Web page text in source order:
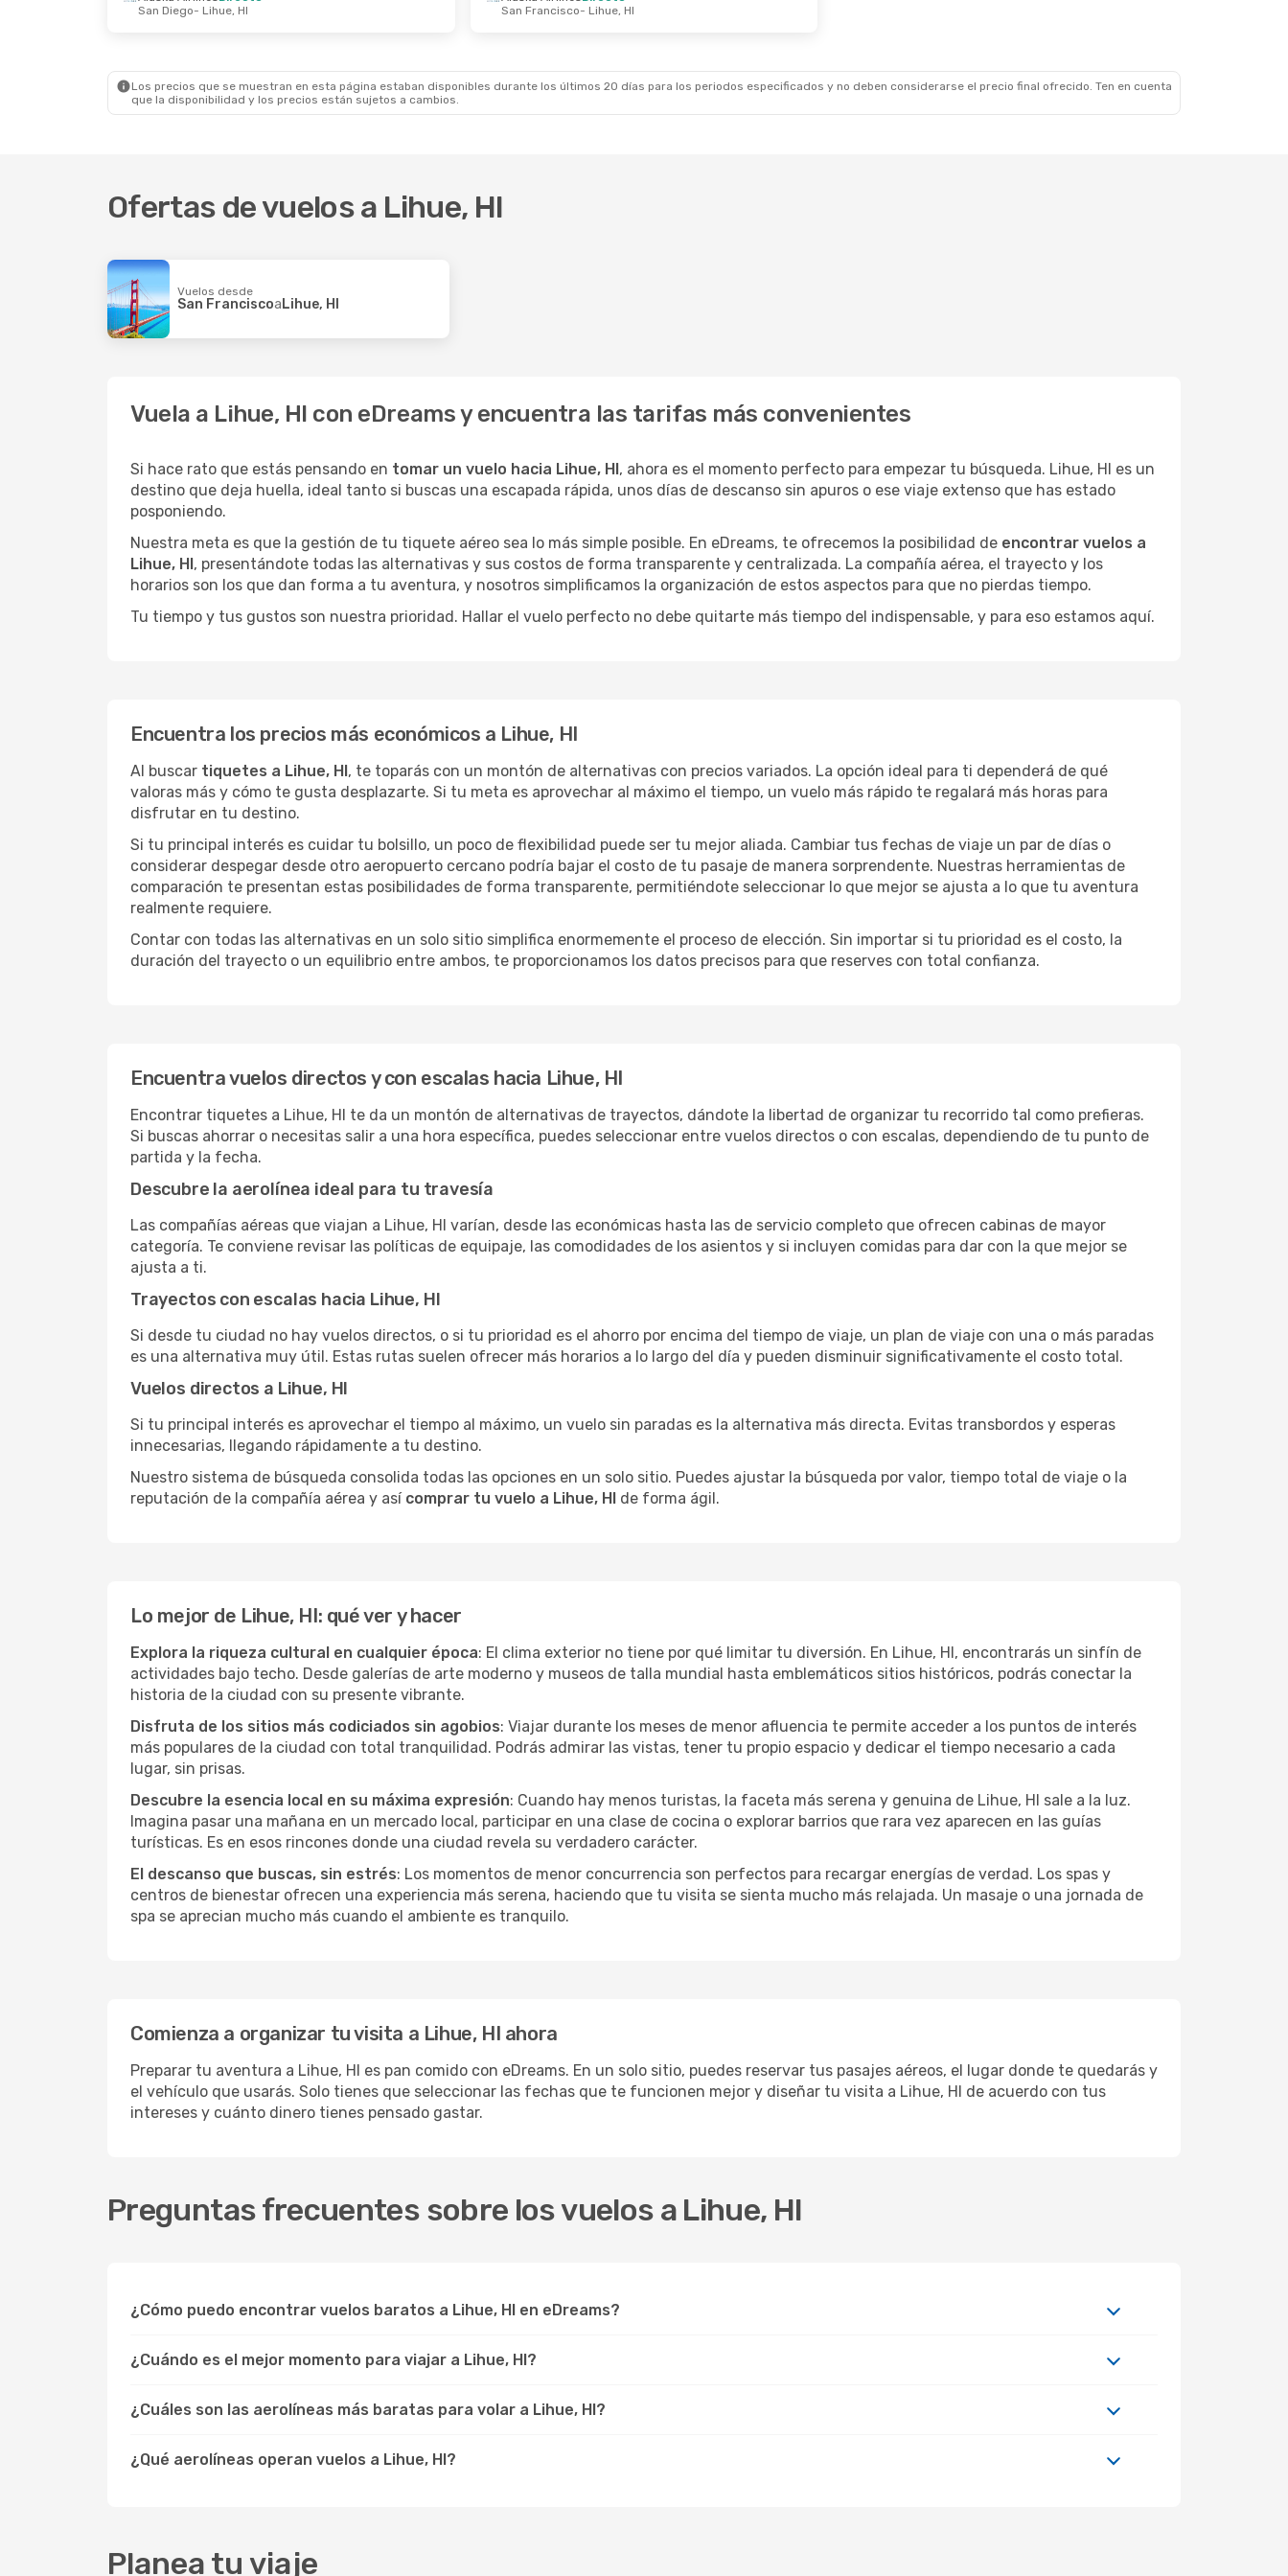
- Jue., 3 De Sep.
- Juneau
San Diego- Lihue, HI
San Francisco- Lihue, HI
Los precios que se muestran en esta página estaban disponibles durante los últimos 20 días para los periodos especificados y no deben considerarse el precio final ofrecido. Ten en cuenta
que la disponibilidad y los precios están sujetos a cambios.
Ofertas de vuelos a Lihue, HI
Vuelos desde
San FranciscoaLihue, HI
Vuela a Lihue, HI con eDreams y encuentra las tarifas más convenientes
Si hace rato que estás pensando en tomar un vuelo hacia Lihue, HI, ahora es el momento perfecto para empezar tu búsqueda. Lihue, HI es un
destino que deja huella, ideal tanto si buscas una escapada rápida, unos días de descanso sin apuros o ese viaje extenso que has estado
posponiendo.
Nuestra meta es que la gestión de tu tiquete aéreo sea lo más simple posible. En eDreams, te ofrecemos la posibilidad de encontrar vuelos a
Lihue, HI, presentándote todas las alternativas y sus costos de forma transparente y centralizada. La compañía aérea, el trayecto y los
horarios son los que dan forma a tu aventura, y nosotros simplificamos la organización de estos aspectos para que no pierdas tiempo.
Tu tiempo y tus gustos son nuestra prioridad. Hallar el vuelo perfecto no debe quitarte más tiempo del indispensable, y para eso estamos aquí.
Encuentra los precios más económicos a Lihue, HI
Al buscar tiquetes a Lihue, HI, te toparás con un montón de alternativas con precios variados. La opción ideal para ti dependerá de qué
valoras más y cómo te gusta desplazarte. Si tu meta es aprovechar al máximo el tiempo, un vuelo más rápido te regalará más horas para
disfrutar en tu destino.
Si tu principal interés es cuidar tu bolsillo, un poco de flexibilidad puede ser tu mejor aliada. Cambiar tus fechas de viaje un par de días o
considerar despegar desde otro aeropuerto cercano podría bajar el costo de tu pasaje de manera sorprendente. Nuestras herramientas de
comparación te presentan estas posibilidades de forma transparente, permitiéndote seleccionar lo que mejor se ajusta a lo que tu aventura
realmente requiere.
Contar con todas las alternativas en un solo sitio simplifica enormemente el proceso de elección. Sin importar si tu prioridad es el costo, la
duración del trayecto o un equilibrio entre ambos, te proporcionamos los datos precisos para que reserves con total confianza.
Encuentra vuelos directos y con escalas hacia Lihue, HI
Encontrar tiquetes a Lihue, HI te da un montón de alternativas de trayectos, dándote la libertad de organizar tu recorrido tal como prefieras.
Si buscas ahorrar o necesitas salir a una hora específica, puedes seleccionar entre vuelos directos o con escalas, dependiendo de tu punto de
partida y la fecha.
Descubre la aerolínea ideal para tu travesía
Las compañías aéreas que viajan a Lihue, HI varían, desde las económicas hasta las de servicio completo que ofrecen cabinas de mayor
categoría. Te conviene revisar las políticas de equipaje, las comodidades de los asientos y si incluyen comidas para dar con la que mejor se
ajusta a ti.
Trayectos con escalas hacia Lihue, HI
Si desde tu ciudad no hay vuelos directos, o si tu prioridad es el ahorro por encima del tiempo de viaje, un plan de viaje con una o más paradas
es una alternativa muy útil. Estas rutas suelen ofrecer más horarios a lo largo del día y pueden disminuir significativamente el costo total.
Vuelos directos a Lihue, HI
Si tu principal interés es aprovechar el tiempo al máximo, un vuelo sin paradas es la alternativa más directa. Evitas transbordos y esperas
innecesarias, llegando rápidamente a tu destino.
Nuestro sistema de búsqueda consolida todas las opciones en un solo sitio. Puedes ajustar la búsqueda por valor, tiempo total de viaje o la
reputación de la compañía aérea y así comprar tu vuelo a Lihue, HI de forma ágil.
Lo mejor de Lihue, HI: qué ver y hacer
Explora la riqueza cultural en cualquier época: El clima exterior no tiene por qué limitar tu diversión. En Lihue, HI, encontrarás un sinfín de
actividades bajo techo. Desde galerías de arte moderno y museos de talla mundial hasta emblemáticos sitios históricos, podrás conectar la
historia de la ciudad con su presente vibrante.
Disfruta de los sitios más codiciados sin agobios: Viajar durante los meses de menor afluencia te permite acceder a los puntos de interés
más populares de la ciudad con total tranquilidad. Podrás admirar las vistas, tener tu propio espacio y dedicar el tiempo necesario a cada
lugar, sin prisas.
Descubre la esencia local en su máxima expresión: Cuando hay menos turistas, la faceta más serena y genuina de Lihue, HI sale a la luz.
Imagina pasar una mañana en un mercado local, participar en una clase de cocina o explorar barrios que rara vez aparecen en las guías
turísticas. Es en esos rincones donde una ciudad revela su verdadero carácter.
El descanso que buscas, sin estrés: Los momentos de menor concurrencia son perfectos para recargar energías de verdad. Los spas y
centros de bienestar ofrecen una experiencia más serena, haciendo que tu visita se sienta mucho más relajada. Un masaje o una jornada de
spa se aprecian mucho más cuando el ambiente es tranquilo.
Comienza a organizar tu visita a Lihue, HI ahora
Preparar tu aventura a Lihue, HI es pan comido con eDreams. En un solo sitio, puedes reservar tus pasajes aéreos, el lugar donde te quedarás y
el vehículo que usarás. Solo tienes que seleccionar las fechas que te funcionen mejor y diseñar tu visita a Lihue, HI de acuerdo con tus
intereses y cuánto dinero tienes pensado gastar.
Preguntas frecuentes sobre los vuelos a Lihue, HI
¿Cómo puedo encontrar vuelos baratos a Lihue, HI en eDreams?
¿Cuándo es el mejor momento para viajar a Lihue, HI?
¿Cuáles son las aerolíneas más baratas para volar a Lihue, HI?
¿Qué aerolíneas operan vuelos a Lihue, HI?
Planea tu viaje